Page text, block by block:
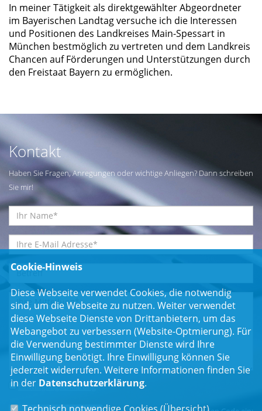
In meiner Tätigkeit als direktgewählter Abgeordneter
im Bayerischen Landtag versuche ich die Interessen
und Positionen des Landkreises Main-Spessart in
München bestmöglich zu vertreten und dem Landkreis
Chancen auf Förderungen und Unterstützungen durch
den Freistaat Bayern zu ermöglichen.
Kontakt
Haben Sie Fragen, Anregungen oder wichtige Anliegen? Dann schreiben
Sie mir!
Einwilligungserklärung*
Cookie-Hinweis
Diese Webseite verwendet Cookies, die notwendig
sind, um die Webseite zu nutzen. Weiter verwendet
diese Webseite Dienste von Drittanbietern, um das
Webangebot zu verbessern (Website-Optmierung). Für
die Verwendung bestimmter Dienste wird Ihre
Einwilligung benötigt. Ihre Einwilligung können Sie
jederzeit widerrufen. Weitere Informationen finden Sie
in der Datenschutzerklärung.